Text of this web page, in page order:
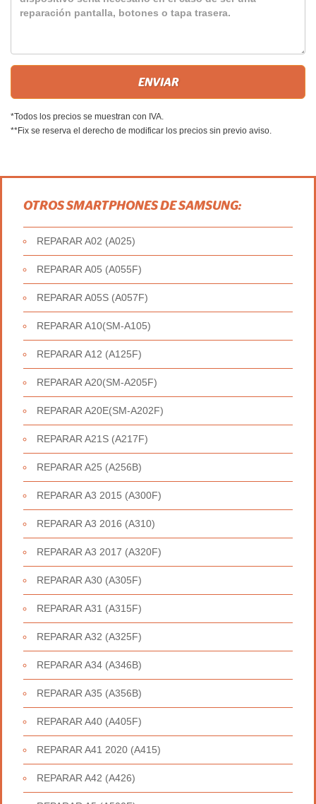
*Todos los precios se muestran con IVA.
**Fix se reserva el derecho de modificar los precios sin previo aviso.
OTROS SMARTPHONES DE SAMSUNG:
REPARAR A02 (A025)
REPARAR A05 (A055F)
REPARAR A05S (A057F)
REPARAR A10(SM-A105)
REPARAR A12 (A125F)
REPARAR A20(SM-A205F)
REPARAR A20E(SM-A202F)
REPARAR A21S (A217F)
REPARAR A25 (A256B)
REPARAR A3 2015 (A300F)
REPARAR A3 2016 (A310)
REPARAR A3 2017 (A320F)
REPARAR A30 (A305F)
REPARAR A31 (A315F)
REPARAR A32 (A325F)
REPARAR A34 (A346B)
REPARAR A35 (A356B)
REPARAR A40 (A405F)
REPARAR A41 2020 (A415)
REPARAR A42 (A426)